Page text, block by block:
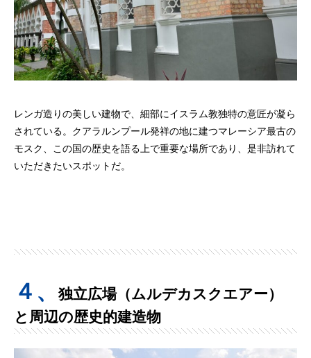
レンガ造りの美しい建物で、細部にイスラム教独特の意匠が凝ら
されている。クアラルンプール発祥の地に建つマレーシア最古の
モスク、この国の歴史を語る上で重要な場所であり、是非訪れて
いただきたいスポットだ。
４、
独立広場（ムルデカスクエアー）
と周辺の歴史的建造物